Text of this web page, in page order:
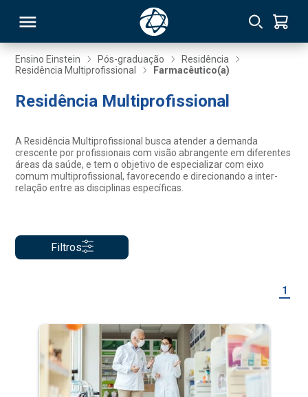
Ensino Einstein Pós-graduação
Residência
Residência Multiprofissional
Farmacêutico(a)
Residência Multiprofissional
A Residência Multiprofissional busca atender a demanda
crescente por profissionais com visão abrangente em diferentes
áreas da saúde, e tem o objetivo de especializar com eixo
comum multiprofissional, favorecendo e direcionando a inter-
relação entre as disciplinas específicas.
Filtros
1